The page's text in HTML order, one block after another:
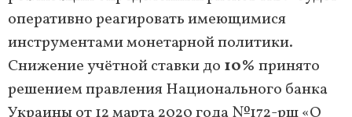
оперативно реагировать имеющимися
инструментами монетарной политики.
Снижение учётной ставки до 10% принято
решением правления Национального банка